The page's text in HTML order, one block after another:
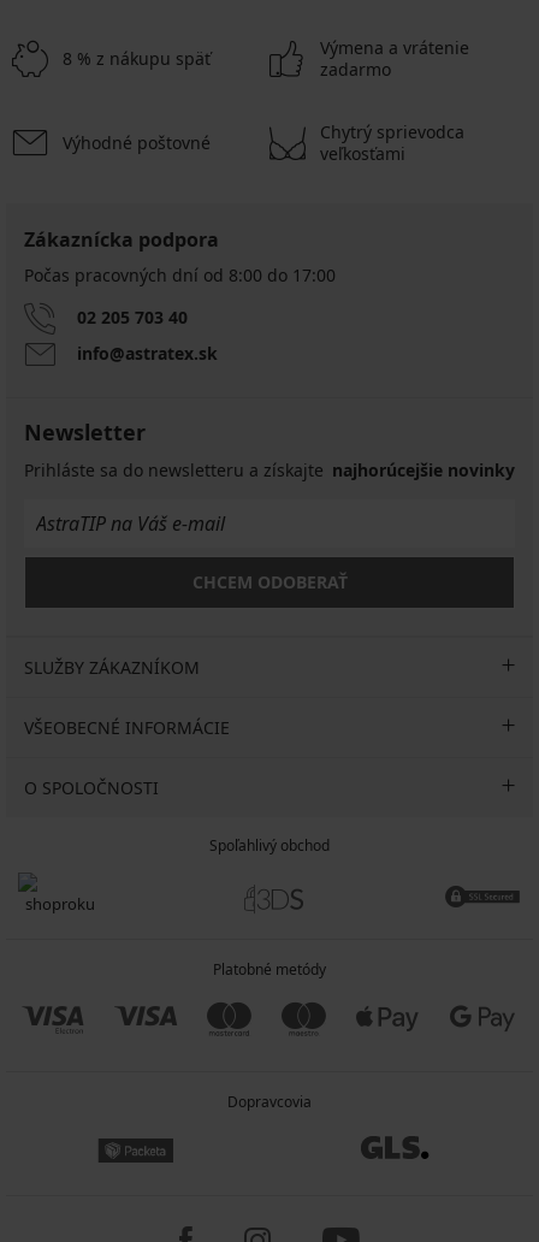
8 % z nákupu späť
Výmena a vrátenie
zadarmo
Výhodné poštovné
Chytrý sprievodca
veľkosťami
Zákaznícka podpora
Počas pracovných dní od 8:00 do 17:00
02 205 703 40
info@astratex.sk
Newsletter
Prihláste sa do newsletteru a získajte najhorúcejšie novinky
CHCEM ODOBERAŤ
SLUŽBY ZÁKAZNÍKOM
VŠEOBECNÉ INFORMÁCIE
O SPOLOČNOSTI
Spoľahlivý obchod
Platobné metódy
Dopravcovia